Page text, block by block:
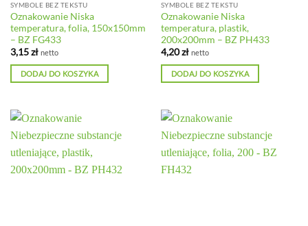
SYMBOLE BEZ TEKSTU
Oznakowanie Niska
temperatura, folia, 150x150mm
– BZ FG433
3,15zł netto
DODAJ DO KOSZYKA
SYMBOLE BEZ TEKSTU
Oznakowanie Niska
temperatura, plastik,
200x200mm – BZ PH433
4,20zł netto
DODAJ DO KOSZYKA